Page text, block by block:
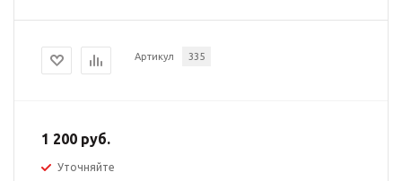
Артикул 335
1 200 руб.
Уточняйте